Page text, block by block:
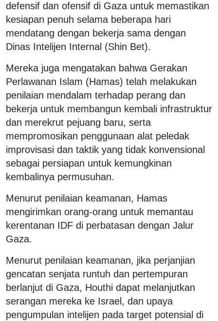
defensif dan ofensif di Gaza untuk memastikan
kesiapan penuh selama beberapa hari
mendatang dengan bekerja sama dengan
Dinas Intelijen Internal (Shin Bet).
Mereka juga mengatakan bahwa Gerakan
Perlawanan Islam (Hamas) telah melakukan
penilaian mendalam terhadap perang dan
bekerja untuk membangun kembali infrastruktur
dan merekrut pejuang baru, serta
mempromosikan penggunaan alat peledak
improvisasi dan taktik yang tidak konvensional
sebagai persiapan untuk kemungkinan
kembalinya permusuhan.
Menurut penilaian keamanan, Hamas
mengirimkan orang-orang untuk memantau
kerentanan IDF di perbatasan dengan Jalur
Gaza.
Menurut penilaian keamanan, jika perjanjian
gencatan senjata runtuh dan pertempuran
berlanjut di Gaza, Houthi dapat melanjutkan
serangan mereka ke Israel, dan upaya
pengumpulan intelijen pada target potensial di